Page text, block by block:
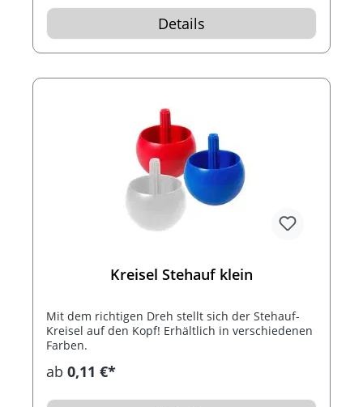
Details
Kreisel Stehauf klein
Mit dem richtigen Dreh stellt sich der Stehauf-
Kreisel auf den Kopf! Erhältlich in verschiedenen
Farben.
ab 0,11 €*